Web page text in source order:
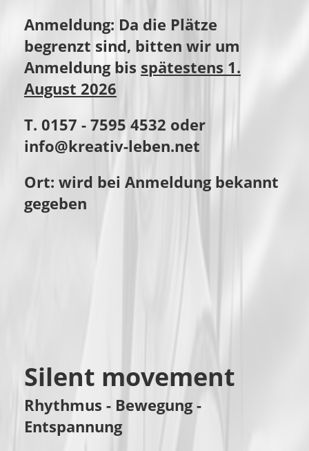
Anmeldung: Da die Plätze
begrenzt sind, bitten wir um
Anmeldung bis spätestens 1.
August 2026
T. 0157 - 7595 4532 oder
info@kreativ-leben.net
Ort: wird bei Anmeldung bekannt
gegeben
Silent movement
Rhythmus - Bewegung -
Entspannung